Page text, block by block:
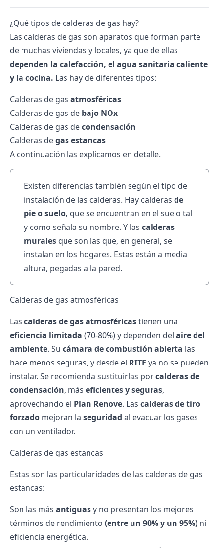
¿Qué tipos de calderas de gas hay?
Las calderas de gas son aparatos que forman parte
de muchas viviendas y locales, ya que de ellas
dependen la calefacción, el agua sanitaria caliente
y la cocina. Las hay de diferentes tipos:
Calderas de gas atmosféricas
Calderas de gas de bajo NOx
Calderas de gas decondensación
Calderas degas estancas
A continuación las explicamos en detalle.
Existen diferencias también según el tipo de
instalación de las calderas. Hay calderas de
pie o suelo, que se encuentran en el suelo tal
y como señala su nombre. Y las calderas
murales que son las que, en general, se
instalan en los hogares. Estas están a media
altura, pegadas a la pared.
Calderas de gas atmosféricas
Las calderas de gas atmosféricastienen una
eficiencia limitada (70-80%) y dependen del aire del
ambiente. Su cámara de combustión abierta las
hace menos seguras, y desde el RITE ya no se pueden
instalar. Se recomienda sustituirlas porcalderas de
condensación, más eficientes y seguras,
aprovechando el Plan Renove. Las calderas de tiro
forzado mejoran la seguridad al evacuar los gases
con un ventilador.
Calderas de gas estancas
Estas son las particularidades de las calderas de gas
estancas:
Son las más antiguasy no presentan los mejores
términos de rendimiento (entre un 90% y un 95%) ni
eficiencia energética.